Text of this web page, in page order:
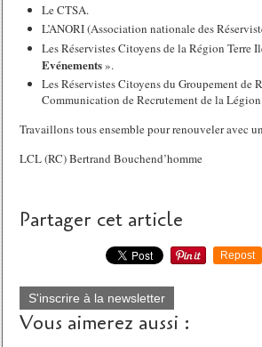
Le CTSA.
L’ANORI (Association nationale des
Les Réservistes Citoyens de la Région Terre
Evénements».
Les Réservistes Citoyens du Groupement
Communication de Recrutement de la
Travaillons tous ensemble pour renouveler avec
LCL (RC) Bertrand Bouchend’homme
Partager cet article
Repost
S'inscrire à la newsletter
Vous aimerez aussi :